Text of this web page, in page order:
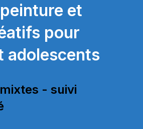
et
pour
adolescents
- suivi